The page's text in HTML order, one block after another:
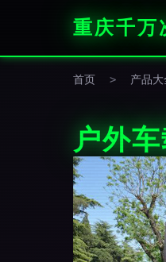
重庆千万
首页 > 产品大
户外